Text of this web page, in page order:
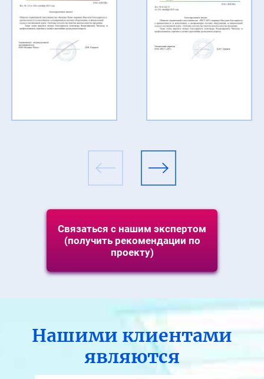
Связаться с нашим экспертом
(получить рекомендации по
проекту)
Нашими клиентами
являются